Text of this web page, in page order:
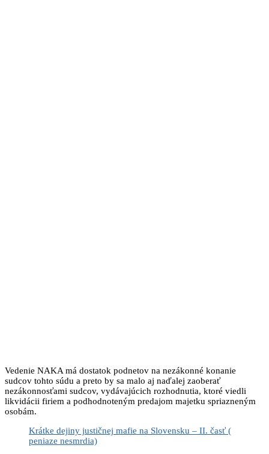
Vedenie NAKA má dostatok podnetov na nezákonné konanie
sudcov tohto súdu a preto by sa malo aj naďalej zaoberať
nezákonnosťami sudcov, vydávajúcich rozhodnutia, ktoré viedli
likvidácii firiem a podhodnoteným predajom majetku spriazneným
osobám.
Krátke dejiny justičnej mafie na Slovensku – II. časť (
peniaze nesmrdia)